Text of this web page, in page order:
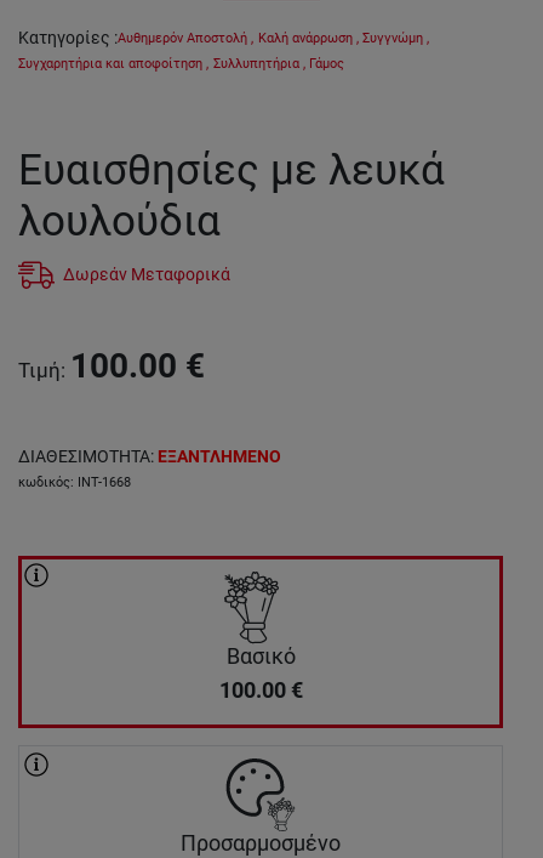
Κατηγορίες :Αυθημερόν Αποστολή , Καλή ανάρρωση , Συγγνώμη ,
Συγχαρητήρια και αποφοίτηση , Συλλυπητήρια , Γάμος
Ευαισθησίες με λευκά
λουλούδια
Δωρεάν Μεταφορικά
Τιμή: 100.00 €
ΔΙΑΘΕΣΙΜΟΤΗΤΑ: ΕΞΑΝΤΛΗΜΕΝΟ
κωδικός: INT-1668
Βασικό
100.00 €
Προσαρμοσμένο